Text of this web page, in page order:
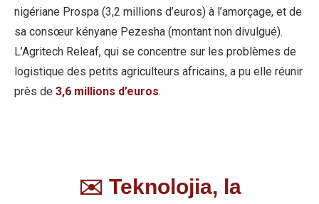
nigériane Prospa (3,2 millions d’euros) à l’amorçage, et de
sa consœur kényane Pezesha (montant non divulgué).
L’Agritech Releaf, qui se concentre sur les problèmes de
logistique des petits agriculteurs africains, a pu elle réunir
près de 3,6 millions d’euros.